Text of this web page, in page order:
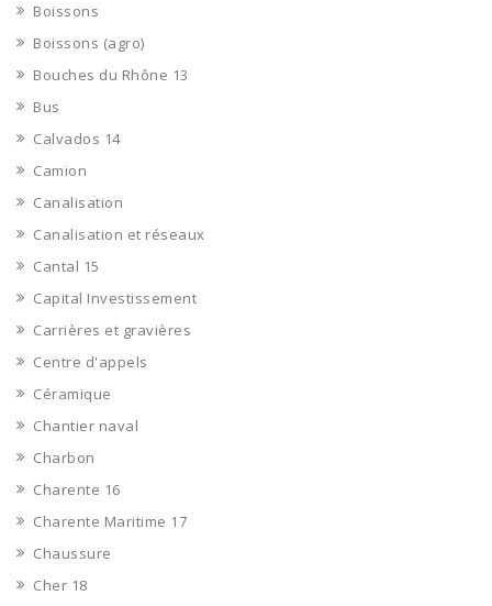
Boissons
Boissons (agro)
Bouches du Rhône 13
Bus
Calvados 14
Camion
Canalisation
Canalisation et réseaux
Cantal 15
Capital Investissement
Carrières et gravières
Centre d'appels
Céramique
Chantier naval
Charbon
Charente 16
Charente Maritime 17
Chaussure
Cher 18